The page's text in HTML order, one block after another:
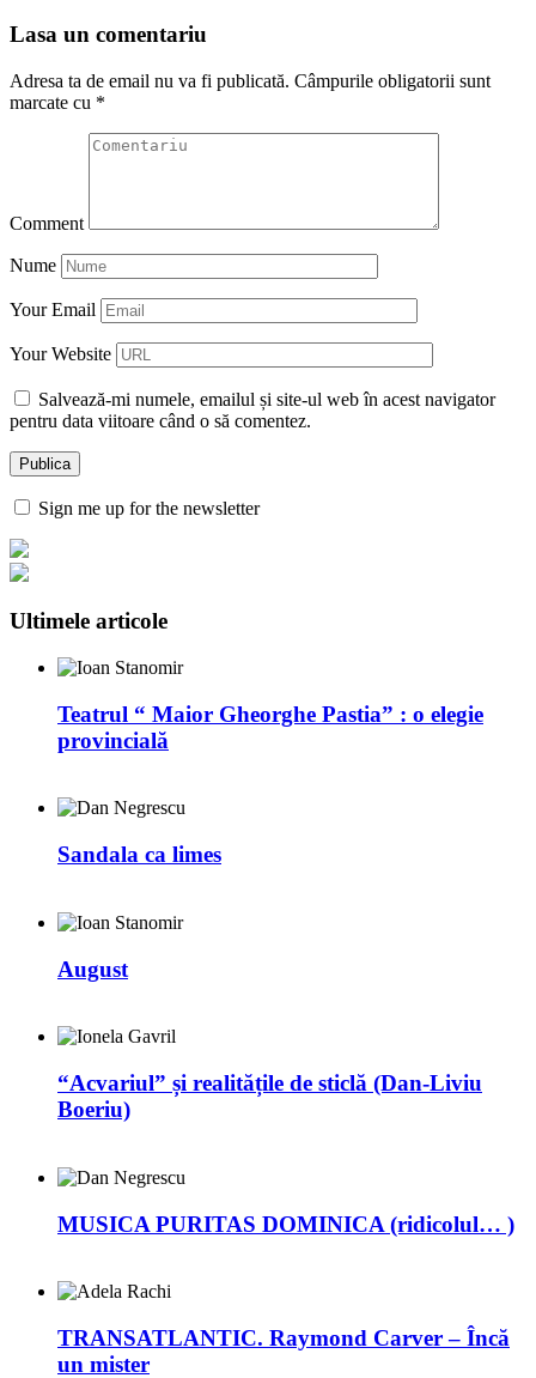
Lasa un comentariu
Adresa ta de email nu va fi publicată. Câmpurile obligatorii sunt
marcate cu *
Comment
Nume
Your Email
Your Website
Salvează-mi numele, emailul și site-ul web în acest navigator
pentru data viitoare când o să comentez.
Sign me up for the newsletter
Ultimele articole
Teatrul “ Maior Gheorghe Pastia” : o elegie
provincială
Sandala ca limes
August
“Acvariul” și realitățile de sticlă (Dan-Liviu
Boeriu)
MUSICA PURITAS DOMINICA (ridicolul… )
TRANSATLANTIC. Raymond Carver – Încă
un mister